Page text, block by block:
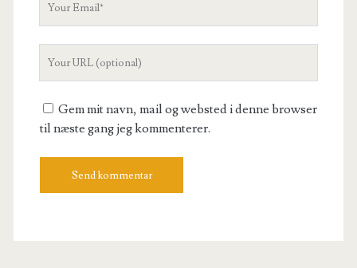
Gem mit navn, mail og websted i denne browser
til næste gang jeg kommenterer.